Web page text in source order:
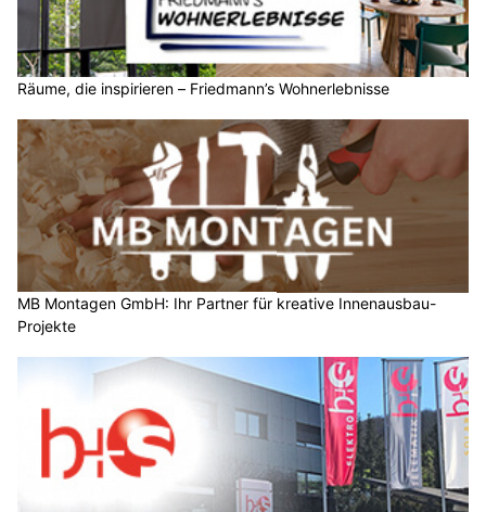
Räume, die inspirieren – Friedmann’s Wohnerlebnisse
MB Montagen GmbH: Ihr Partner für kreative Innenausbau-
Projekte